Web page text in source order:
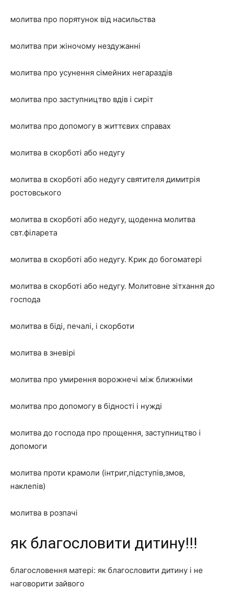
молитва про порятунок від насильства
молитва при жіночому нездужанні
молитва про усунення сімейних негараздів
молитва про заступництво вдів і сиріт
молитва про допомогу в життєвих справах
молитва в скорботі або недугу
молитва в скорботі або недугу святителя димитрія
ростовського
молитва в скорботі або недугу, щоденна молитва
свт.філарета
молитва в скорботі або недугу. Крик до богоматері
молитва в скорботі або недугу. Молитовне зітхання до
господа
молитва в біді, печалі, і скорботи
молитва в зневірі
молитва про умирення ворожнечі між ближніми
молитва про допомогу в бідності і нужді
молитва до господа про прощення, заступництво і
допомоги
молитва проти крамоли (інтриг,підступів,змов,
наклепів)
молитва в розпачі
як благословити дитину!!!
благословення матері: як благословити дитину і не
наговорити зайвого